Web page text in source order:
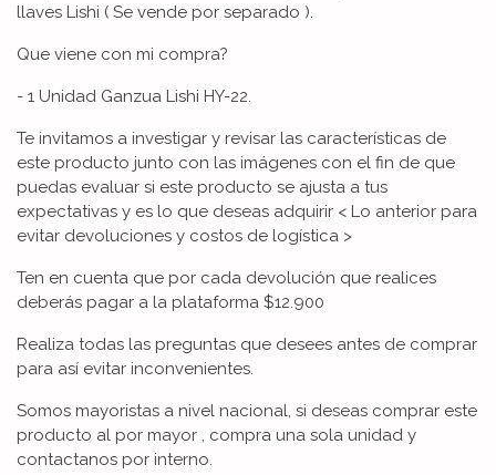
llaves Lishi ( Se vende por separado ).
Que viene con mi compra?
- 1 Unidad Ganzua Lishi HY-22.
Te invitamos a investigar y revisar las características de
este producto junto con las imágenes con el fin de que
puedas evaluar si este producto se ajusta a tus
expectativas y es lo que deseas adquirir < Lo anterior para
evitar devoluciones y costos de logística >
Ten en cuenta que por cada devolución que realices
deberás pagar a la plataforma $12.900
Realiza todas las preguntas que desees antes de comprar
para así evitar inconvenientes.
Somos mayoristas a nivel nacional, si deseas comprar este
producto al por mayor , compra una sola unidad y
contactanos por interno.